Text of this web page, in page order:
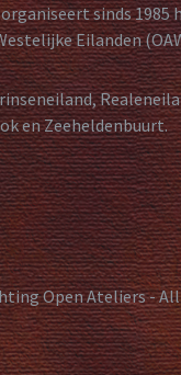
sinds
Eilanden
en Zeeheldenbuurt.
Open Ateliers - All